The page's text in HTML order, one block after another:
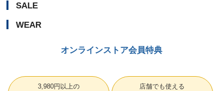
SALE
WEAR
オンラインストア会員特典
3,980円以上の
店舗でも使える